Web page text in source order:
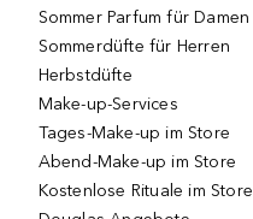
Sommer Parfum für Damen
Sommerdüfte für Herren
Herbstdüfte
Make-up-Services
Tages-Make-up im Store
Abend-Make-up im Store
Kostenlose Rituale im Store